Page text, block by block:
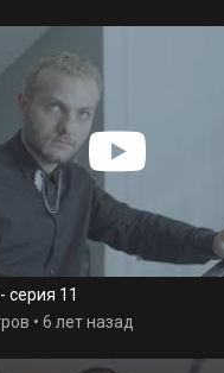
серия 11
• 6 лет назад